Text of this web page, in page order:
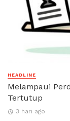
HEADLINE
Melampaui
Tertutup
3 hari ago